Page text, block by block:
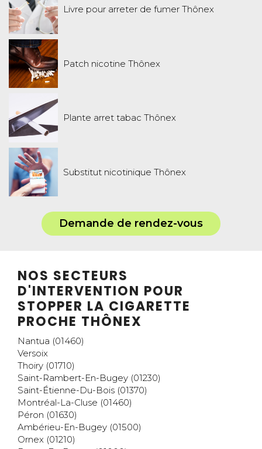
Livre pour arreter de fumer Thônex
Patch nicotine Thônex
Plante arret tabac Thônex
Substitut nicotinique Thônex
Demande de rendez-vous
NOS SECTEURS
D'INTERVENTION POUR
STOPPER LA CIGARETTE
PROCHE THÔNEX
Nantua (01460)
Versoix
Thoiry (01710)
Saint-Rambert-En-Bugey (01230)
Saint-Étienne-Du-Bois (01370)
Montréal-La-Cluse (01460)
Péron (01630)
Ambérieu-En-Bugey (01500)
Ornex (01210)